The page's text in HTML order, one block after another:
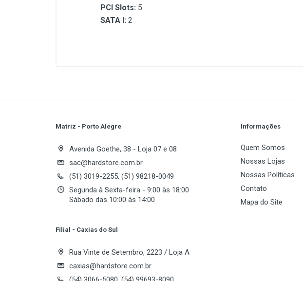
PCI Slots: 5
SATA I: 2
PATA:
SATA I:
Review Stars
Matriz - Porto Alegre
Avenida Goethe, 38 - Loja 07 e 08
sac@hardstore.com.br
(51) 3019-2255, (51) 98218-0049
Segunda à Sexta-feira - 9:00 às 18:00
Sábado das 10:00 às 14:00
Filial - Caxias do Sul
Rua Vinte de Setembro, 2223 / Loja A
caxias@hardstore.com.br
Informações
Quem Somos
Nossas Lojas
Nossas Políticas
Contato
Mapa do Site